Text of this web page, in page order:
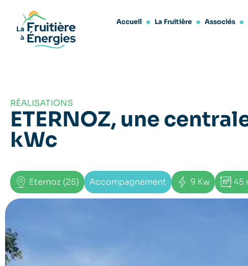
Accueil La Fruitière Associés
RÉALISATIONS
ETERNOZ, une
kWc
Eternoz (25) Accompagnement 9 Kw 45